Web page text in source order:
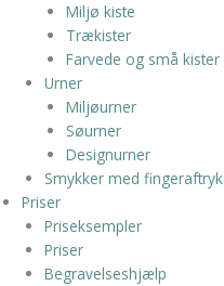
Miljø kiste
Trækister
Farvede og små kister
Urner
Miljøurner
Søurner
Designurner
Smykker med fingeraftryk
Priser
Priseksempler
Priser
Begravelseshjælp